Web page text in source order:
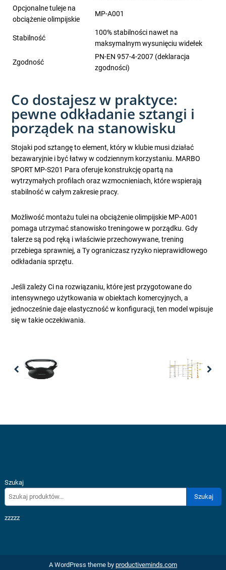
Opcjonalne tuleje na
obciążenie olimpijskie
MP-A001
Stabilność
100% stabilności nawet na
maksymalnym wysunięciu widełek
Zgodność
PN-EN 957-4-2007 (deklaracja
zgodności)
Co dostajesz w praktyce:
pewne odkładanie sztangi i
porządek na stanowisku
Stojaki pod sztangę to element, który w klubie musi działać
bezawaryjnie i być łatwy w codziennym korzystaniu. MARBO
SPORT MP-S201 Para oferuje konstrukcję opartą na
wytrzymałych profilach oraz wzmocnieniach, które wspierają
stabilność w całym zakresie pracy.
Możliwość montażu tulei na obciążenie olimpijskie MP-A001
pomaga utrzymać stanowisko treningowe w porządku. Gdy
talerze są pod ręką i właściwie przechowywane, trening
przebiega sprawniej, a Ty ograniczasz ryzyko nieprawidłowego
odkładania sprzętu.
Jeśli zależy Ci na rozwiązaniu, które jest przygotowane do
intensywnego użytkowania w obiektach komercyjnych, a
jednocześnie daje elastyczność w konfiguracji, ten model wpisuje
się w takie oczekiwania.
Szukaj
Szukaj
zzzzz
A WordPress theme by productiveminds.com